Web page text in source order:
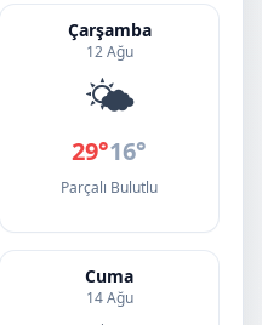
Çarşamba
12 Ağu
🌤️
29°16°
Parçalı Bulutlu
Cuma
14 Ağu